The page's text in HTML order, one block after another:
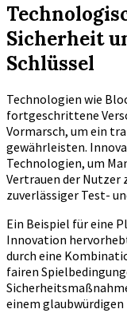
Sicherheit
Schlüssel
Technologien wie
fortgeschrittene
Vormarsch, um ein
gewährleisten.
Technologien, um
Vertrauen der
zuverlässiger Test-
Ein Beispiel für eine
Innovation
durch eine
fairen
einem